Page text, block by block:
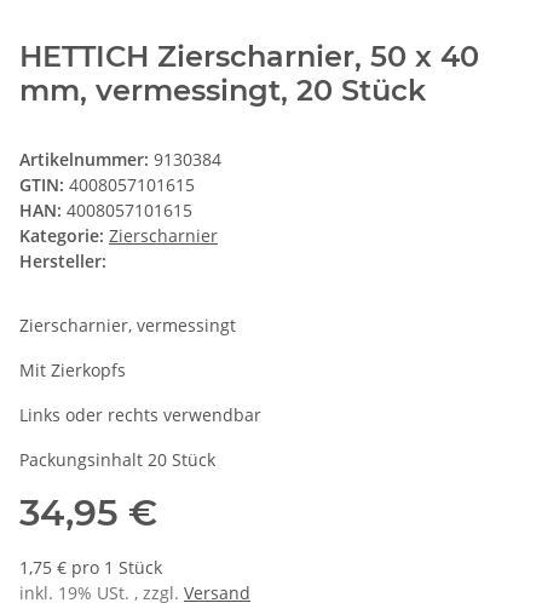
HETTICH Zierscharnier, 50 x 40
mm, vermessingt, 20 Stück
Artikelnummer: 9130384
GTIN: 4008057101615
HAN: 4008057101615
Kategorie: Zierscharnier
Hersteller:
Zierscharnier, vermessingt
Mit Zierkopfs
Links oder rechts verwendbar
Packungsinhalt 20 Stück
34,95 €
1,75 € pro 1 Stück
inkl. 19% USt. , zzgl. Versand